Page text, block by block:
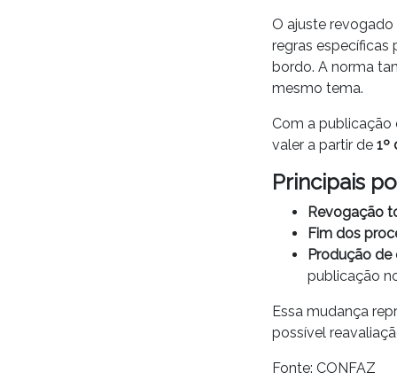
O ajuste
regras específicas
bordo. A norma
mesmo tema.
Com a
valer a partir de 1º
Principais
Revogação
Fim dos
Produção de
publicação
Essa mudança
possível
Fonte: CONFAZ